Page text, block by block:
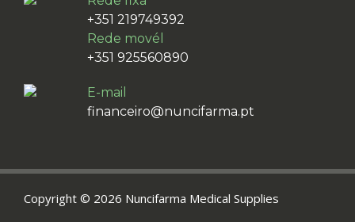
+351 219749392
Rede movél
+351 925560890
E-mail
financeiro@nuncifarma.pt
Copyright © 2026 Nuncifarma Medical Supplies